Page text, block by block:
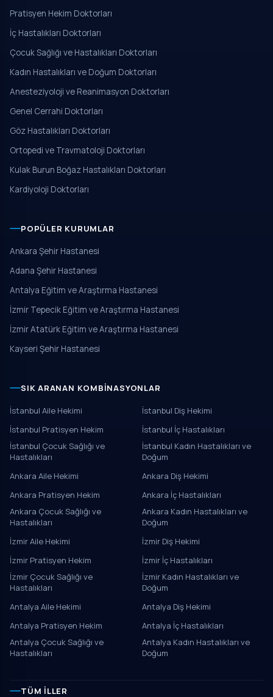
Pratisyen Hekim Doktorları
İç Hastalıkları Doktorları
Çocuk Sağlığı ve Hastalıkları Doktorları
Kadın Hastalıkları ve Doğum Doktorları
Anesteziyoloji ve Reanimasyon Doktorları
Genel Cerrahi Doktorları
Göz Hastalıkları Doktorları
Ortopedi ve Travmatoloji Doktorları
Kulak Burun Boğaz Hastalıkları Doktorları
Kardiyoloji Doktorları
POPÜLER KURUMLAR
Ankara Şehir Hastanesi
Adana Şehir Hastanesi
Antalya Eğitim ve Araştırma Hastanesi
İzmir Tepecik Eğitim ve Araştırma Hastanesi
İzmir Atatürk Eğitim ve Araştırma Hastanesi
Kayseri Şehir Hastanesi
SIK ARANAN KOMBINASYONLAR
İstanbul Aile Hekimi
İstanbul Diş Hekimi
İstanbul Pratisyen Hekim
İstanbul İç Hastalıkları
İstanbul Çocuk Sağlığı ve
Hastalıkları
İstanbul Kadın Hastalıkları ve
Doğum
Ankara Aile Hekimi
Ankara Diş Hekimi
Ankara Pratisyen Hekim
Ankara İç Hastalıkları
Ankara Çocuk Sağlığı ve
Hastalıkları
Ankara Kadın Hastalıkları ve
Doğum
İzmir Aile Hekimi
İzmir Diş Hekimi
İzmir Pratisyen Hekim
İzmir İç Hastalıkları
İzmir Çocuk Sağlığı ve
Hastalıkları
İzmir Kadın Hastalıkları ve
Doğum
Antalya Aile Hekimi
Antalya Diş Hekimi
Antalya Pratisyen Hekim
Antalya İç Hastalıkları
Antalya Çocuk Sağlığı ve
Hastalıkları
Antalya Kadın Hastalıkları ve
Doğum
TÜM İLLER